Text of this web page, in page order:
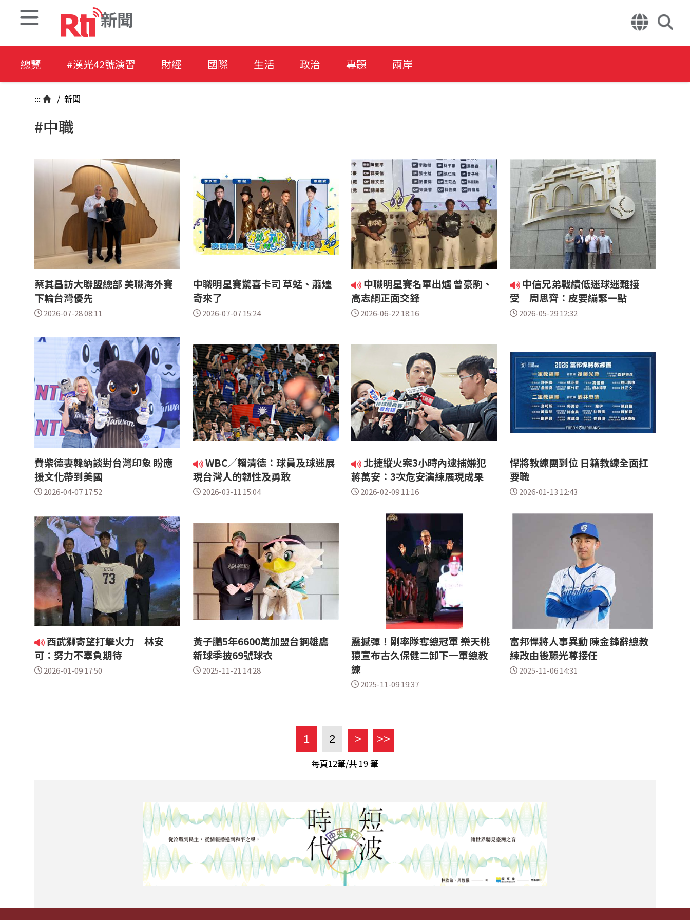
新聞
總覽 #漢光42號演習 財經 國際 生活 政治 專題 兩岸
::: / 新聞
#中職
蔡其昌訪大聯盟總部 美職海外賽
下輪台灣優先
2026-07-28 08:11
中職明星賽驚喜卡司 草蜢、蕭煌
奇來了
2026-07-07 15:24
中職明星賽名單出爐 曾豪駒、
高志綱正面交鋒
2026-06-22 18:16
中信兄弟戰績低迷球迷難接
受 周思齊：皮要繃緊一點
2026-05-29 12:32
費柴德妻韓納談對台灣印象 盼應
援文化帶到美國
2026-04-07 17:52
WBC／賴清德：球員及球迷展
現台灣人的韌性及勇敢
2026-03-11 15:04
北捷縱火案3小時內逮捕嫌犯
蔣萬安：3次危安演練展現成果
2026-02-09 11:16
悍將教練團到位 日籍教練全面扛
要職
2026-01-13 12:43
西武獅寄望打擊火力 林安
可：努力不辜負期待
2026-01-09 17:50
黃子鵬5年6600萬加盟台鋼雄鷹
新球季披69號球衣
2025-11-21 14:28
震撼彈！剛率隊奪總冠軍 樂天桃
猿宣布古久保健二卸下一軍總教
練
2025-11-09 19:37
富邦悍將人事異動 陳金鋒辭總教
練改由後藤光尊接任
2025-11-06 14:31
1 2 > >>
每頁12筆/共 19筆